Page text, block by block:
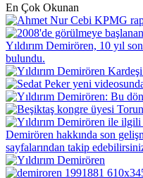
En Çok Okunan